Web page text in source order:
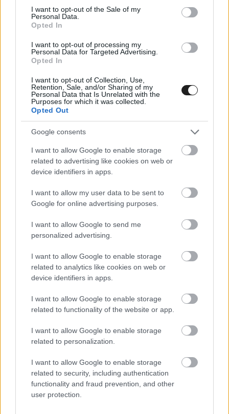
consent section.
I want to opt-out of the Sale of my
Personal Data.
Opted In
I want to opt-out of processing my
Personal Data for Targeted Advertising.
Opted In
I want to opt-out of Collection, Use,
Retention, Sale, and/or Sharing of my
Personal Data that Is Unrelated with the
Purposes for which it was collected.
Opted Out
Google consents
I want to allow Google to enable storage
related to advertising like cookies on web or
device identifiers in apps.
I want to allow my user data to be sent to
Google for online advertising purposes.
I want to allow Google to send me
personalized advertising.
I want to allow Google to enable storage
related to analytics like cookies on web or
device identifiers in apps.
I want to allow Google to enable storage
related to functionality of the website or app.
I want to allow Google to enable storage
related to personalization.
I want to allow Google to enable storage
related to security, including authentication
functionality and fraud prevention, and other
user protection.
FORMA-1
Leclerc-t azzal nyugtatják, hogy nem
a szabályokban kell keresni a
gondot, hanem a Ferrarinál
„Semlegességet kell képviselnünk – ez szerepel
az alapszabályunkban. Nem én találtam ki ezt a
szabályt, de tartanunk kell hozzá magunkat.
Legalább 20 országot lehetne mondani a
világban, amely jelenleg fegyveres konfliktusban
áll. Értem, hogy mi történik Azerbajdzsán és
Örményország között, de ki vagyok én, hogy
megmondjam, ki a jó és ki a rossz?” – mondta az
FIA elnöke 2023 októberében.